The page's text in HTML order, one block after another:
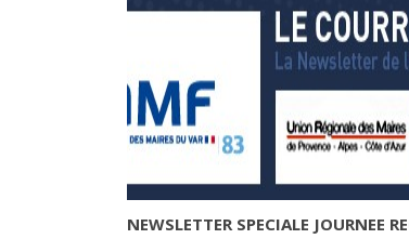
NEWSLETTER SPECIALE JOURNEE